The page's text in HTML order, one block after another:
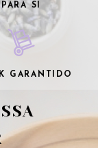
PARA SI
GARANTIDO